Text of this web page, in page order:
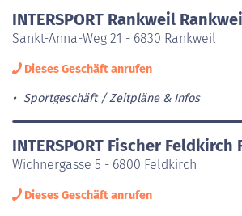
INTERSPORT Rankweil
Sankt-Anna-Weg 21 - 6830 Rankweil
Dieses Geschäft anrufen
Sportgeschäft Zeitpläne & Infos
INTERSPORT Fischer Feldkirch
Wichnergasse 5 - 6800 Feldkirch
Dieses Geschäft anrufen